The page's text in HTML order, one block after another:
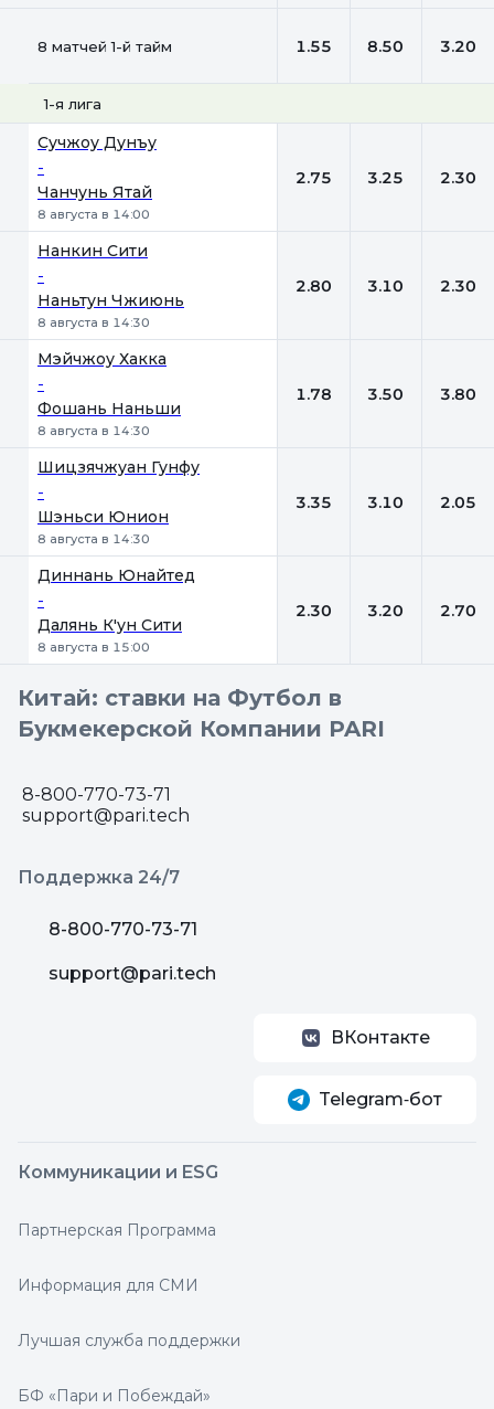
8 матчей 1-й тайм 1.55 8.50 3.20
1-я лига
Сучжоу Дунъу
-
Чанчунь Ятай
8 августа в 14:00
2.75 3.25 2.30
Нанкин Сити
-
Наньтун Чжиюнь
8 августа в 14:30
2.80 3.10 2.30
Мэйчжоу Хакка
-
Фошань Наньши
8 августа в 14:30
1.78 3.50 3.80
Шицзячжуан Гунфу
-
Шэньси Юнион
8 августа в 14:30
3.35 3.10 2.05
Диннань Юнайтед
-
Далянь К'ун Сити
8 августа в 15:00
2.30 3.20 2.70
Китай: ставки на Футбол в
Букмекерской Компании PARI
8-800-770-73-71
support@pari.tech
Поддержка 24/7
8-800-770-73-71
support@pari.tech
ВКонтакте
Telegram‑бот
Коммуникации и ESG
Партнерская Программа
Информация для СМИ
Лучшая служба поддержки
БФ «Пари и Побеждай»